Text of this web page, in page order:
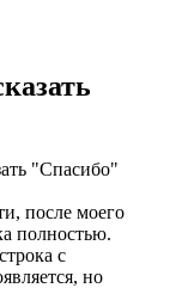
"Спасибо"
после моего
полностью.
с
но